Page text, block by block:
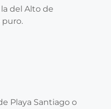
del Alto de
puro.
Playa Santiago o